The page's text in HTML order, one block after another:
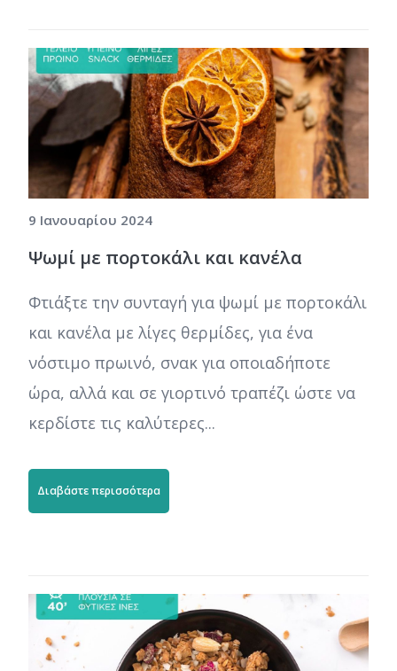
9 Ιανουαρίου 2024
Ψωμί με πορτοκάλι και κανέλα
Φτιάξτε την συνταγή για ψωμί με πορτοκάλι
και κανέλα με λίγες θερμίδες, για ένα
νόστιμο πρωινό, σνακ για οποιαδήποτε
ώρα, αλλά και σε γιορτινό τραπέζι ώστε να
κερδίστε τις καλύτερες...
Διαβάστε περισσότερα